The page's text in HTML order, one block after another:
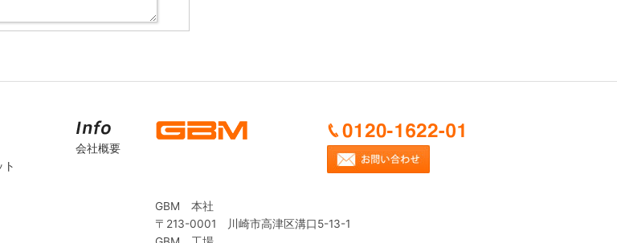
会社概要
GBM 本社
〒213-0001 川崎市高津区溝口5-13-1